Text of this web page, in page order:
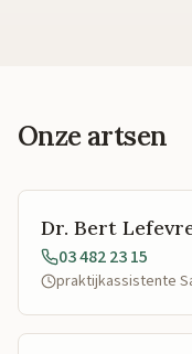
Onze artsen
Dr. Bert
03 482 23 15
praktijkassistente